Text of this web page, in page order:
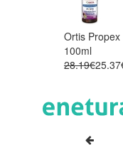
Ortis
100ml
28.19€